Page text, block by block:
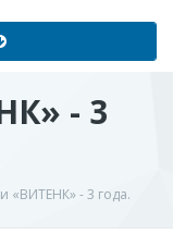
- 3
«ВИТЕНК» - 3 года.